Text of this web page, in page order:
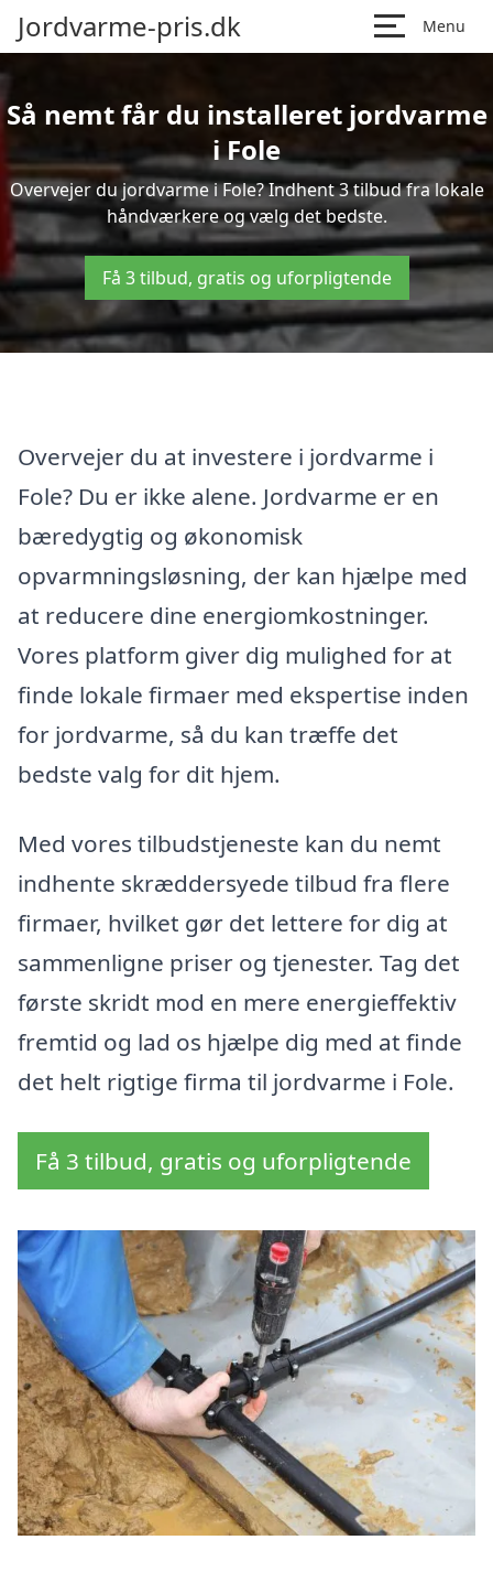
Jordvarme-pris.dk Menu
Så nemt får du installeret jordvarme
i Fole
Overvejer du jordvarme i Fole? Indhent 3 tilbud fra lokale
håndværkere og vælg det bedste.
Få 3 tilbud, gratis og uforpligtende
Overvejer du at investere i jordvarme i
Fole? Du er ikke alene. Jordvarme er en
bæredygtig og økonomisk
opvarmningsløsning, der kan hjælpe med
at reducere dine energiomkostninger.
Vores platform giver dig mulighed for at
finde lokale firmaer med ekspertise inden
for jordvarme, så du kan træffe det
bedste valg for dit hjem.
Med vores tilbudstjeneste kan du nemt
indhente skræddersyede tilbud fra flere
firmaer, hvilket gør det lettere for dig at
sammenligne priser og tjenester. Tag det
første skridt mod en mere energieffektiv
fremtid og lad os hjælpe dig med at finde
det helt rigtige firma til jordvarme i Fole.
Få 3 tilbud, gratis og uforpligtende